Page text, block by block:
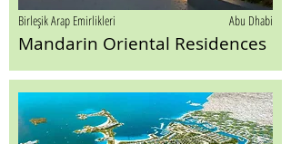
Birleşik Arap Emirlikleri Abu Dhabi
Mandarin Oriental Residences